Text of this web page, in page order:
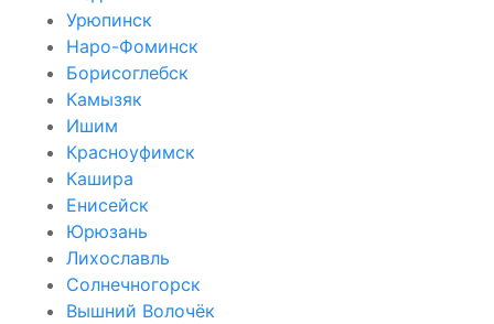
Урюпинск
Наро-Фоминск
Борисоглебск
Камызяк
Ишим
Красноуфимск
Кашира
Енисейск
Юрюзань
Лихославль
Солнечногорск
Вышний Волочёк